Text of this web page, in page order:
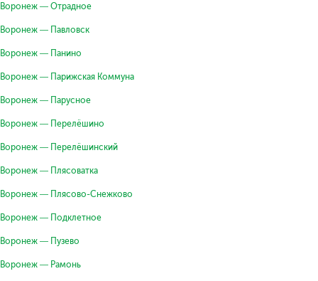
Воронеж — Отрадное
Воронеж — Павловск
Воронеж — Панино
Воронеж — Парижская Коммуна
Воронеж — Парусное
Воронеж — Перелёшино
Воронеж — Перелёшинский
Воронеж — Плясоватка
Воронеж — Плясово-Снежково
Воронеж — Подклетное
Воронеж — Пузево
Воронеж — Рамонь